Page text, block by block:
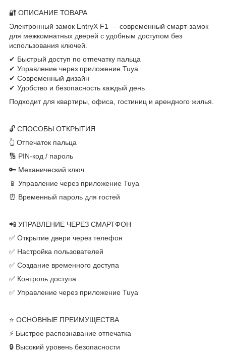
🔐 ОПИСАНИЕ ТОВАРА
Электронный замок EntryX F1 — современный смарт-замок
для межкомнатных дверей с удобным доступом без
использования ключей.
✔ Быстрый доступ по отпечатку пальца
✔ Управление через приложение Tuya
✔ Современный дизайн
✔ Удобство и безопасность каждый день
Подходит для квартиры, офиса, гостиниц и арендного жилья.
🔓 СПОСОБЫ ОТКРЫТИЯ
👆 Отпечаток пальца
🔢 PIN-код / пароль
🔑 Механический ключ
📱 Управление через приложение Tuya
⏰ Временный пароль для гостей
📲 УПРАВЛЕНИЕ ЧЕРЕЗ СМАРТФОН
✅ Открытие двери через телефон
✅ Настройка пользователей
✅ Создание временного доступа
✅ Контроль доступа
✅ Управление через приложение Tuya
⭐ ОСНОВНЫЕ ПРЕИМУЩЕСТВА
⚡ Быстрое распознавание отпечатка
🔒 Высокий уровень безопасности